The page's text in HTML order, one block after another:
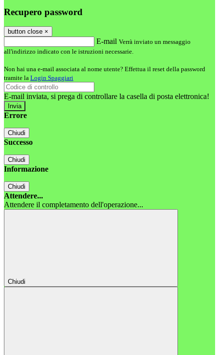
Recupero password
button close ×
E-mail Verrà inviato un messaggio
all'indirizzo indicato con le istruzioni necessarie.
Non hai una e-mail associata al nome utente? Effettua il reset della password
tramite la Login Spaggiari
E-mail inviata, si prega di controllare la casella di posta elettronica!
Errore
Chiudi
Successo
Chiudi
Informazione
Chiudi
Attendere...
Attendere il completamento dell'operazione...
Chiudi